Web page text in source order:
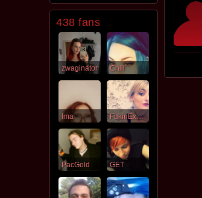
438 fans
zwaginator Chili
Ima FukinExhale
PacGold GET